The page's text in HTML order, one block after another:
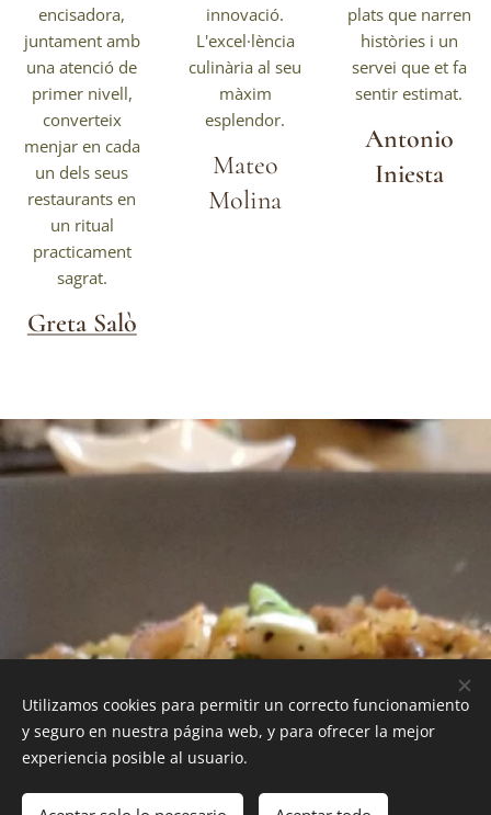
encisadora,
juntament amb
una atenció de
primer nivell,
converteix
menjar en cada
un dels seus
restaurants en
un ritual
practicament
sagrat.
Greta Salò
innovació.
L'excel·lència
culinària al seu
màxim
esplendor.
Mateo
Molina
plats que narren
històries i un
servei que et fa
sentir estimat.
Antonio
Iniesta
Utilizamos cookies para permitir un correcto funcionamiento
y seguro en nuestra página web, y para ofrecer la mejor
experiencia posible al usuario.